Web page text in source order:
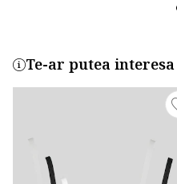
Te-ar putea interesa